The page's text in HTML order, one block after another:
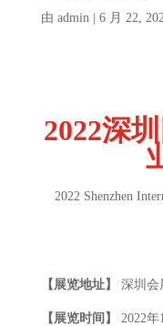
由 admin| 6 月 22,
2022深圳
2022 Shenzhen
【展览地址】 深圳会
【展览时间】 2022年